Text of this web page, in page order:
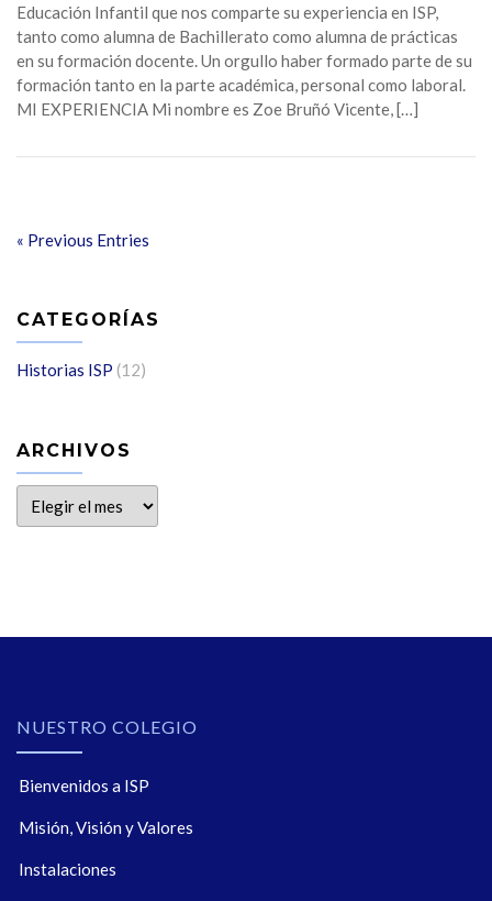
Educación Infantil que nos comparte su experiencia en ISP,
tanto como alumna de Bachillerato como alumna de prácticas
en su formación docente. Un orgullo haber formado parte de su
formación tanto en la parte académica, personal como laboral.
MI EXPERIENCIA Mi nombre es Zoe Bruñó Vicente, […]
« Previous Entries
CATEGORÍAS
Historias ISP (12)
ARCHIVOS
NUESTRO COLEGIO
Bienvenidos a ISP
Misión, Visión y Valores
Instalaciones